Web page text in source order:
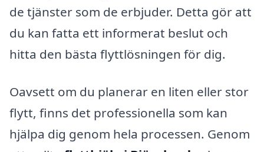
de tjänster som de erbjuder. Detta gör att
du kan fatta ett informerat beslut och
hitta den bästa flyttlösningen för dig.
Oavsett om du planerar en liten eller stor
flytt, finns det professionella som kan
hjälpa dig genom hela processen. Genom